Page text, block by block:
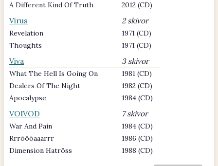
A Different Kind Of Truth
2012 (CD)
Virus 2 skivor
Revelation
1971 (CD)
Thoughts
1971 (CD)
Viva 3 skivor
What The Hell Is Going On
1981 (CD)
Dealers Of The Night
1982 (CD)
Apocalypse
1984 (CD)
VOIVOD 7 skivor
War And Pain
1984 (CD)
Rrröööaaarrr
1986 (CD)
Dimension Hatröss
1988 (CD)